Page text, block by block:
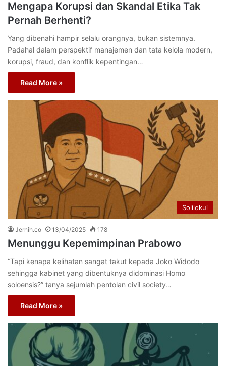
Mengapa Korupsi dan Skandal Etika Tak
Pernah Berhenti?
Yang dibenahi hampir selalu orangnya, bukan sistemnya.
Padahal dalam perspektif manajemen dan tata kelola modern,
korupsi, fraud, dan konflik kepentingan…
Read More »
Solilokui
Jernih.co 13/04/2025 178
Menunggu Kepemimpinan Prabowo
“Tapi kenapa kelihatan sangat takut kepada Joko Widodo
sehingga kabinet yang dibentuknya didominasi Homo
soloensis?” tanya sejumlah pentolan civil society…
Read More »